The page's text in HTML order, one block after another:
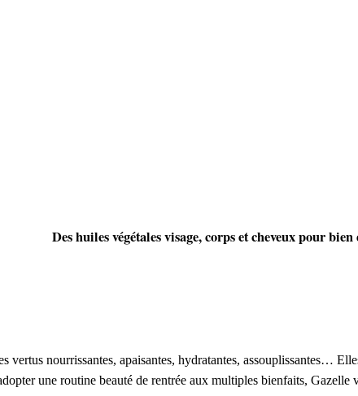
Des huiles végétales visage, corps et cheveux pour
vertus nourrissantes, apaisantes, hydratantes, assouplissantes…
une routine beauté de rentrée aux multiples bienfaits, Gazelle